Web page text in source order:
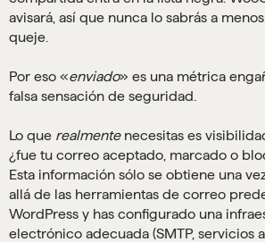
avisará, así que nunca lo sabrás a
queje.
Por eso «enviado» es una métrica
falsa sensación de seguridad.
Lo que realmentenecesitas es
¿fue tu correo aceptado, marcado o
Esta información sólo se obtiene una
allá de las herramientas de correo
WordPress y has configurado una
electrónico adecuada (SMTP, servicios